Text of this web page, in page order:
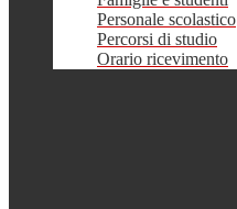
Personale scolastico
Percorsi di studio
Orario ricevimento